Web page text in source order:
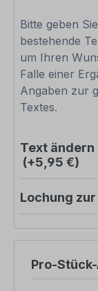
Bitte geben
bestehende
um Ihren
Falle einer
Angaben zur
Textes.
Text
(+5,95 €)
Lochung
Pro-